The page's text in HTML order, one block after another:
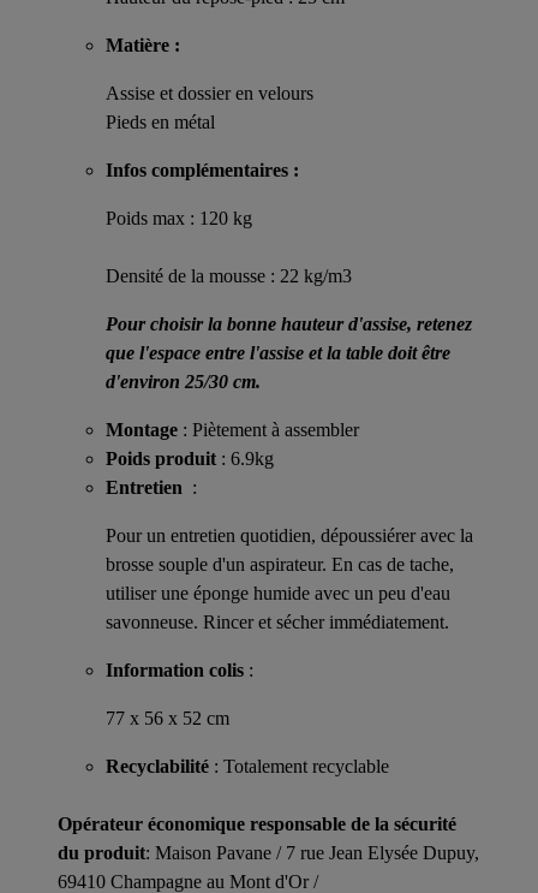
Matière :
Assise et dossier en velours
Pieds en métal
Infos complémentaires :
Poids max : 120 kg
Densité de la mousse : 22 kg/m3
Pour choisir la bonne hauteur d'assise, retenez
que l'espace entre l'assise et la table doit être
d'environ 25/30 cm.
Montage : Piètement à assembler
Poids produit : 6.9kg
Entretien :
Pour un entretien quotidien, dépoussiérer avec la
brosse souple d'un aspirateur. En cas de tache,
utiliser une éponge humide avec un peu d'eau
savonneuse. Rincer et sécher immédiatement.
Information colis :
77 x 56 x 52 cm
Recyclabilité : Totalement recyclable
Opérateur économique responsable de la sécurité
du produit: Maison Pavane / 7 rue Jean Elysée Dupuy,
69410 Champagne au Mont d'Or /